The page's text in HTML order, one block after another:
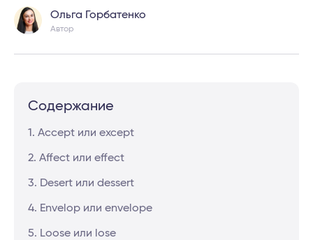
Ольга Горбатенко
Автор
Содержание
1. Accept или except
2. Affect или effect
3. Desert или dessert
4. Envelop или envelope
5. Loose или lose